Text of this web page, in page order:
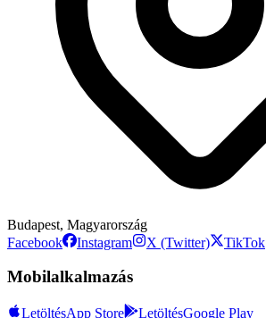
Budapest, Magyarország
Facebook
Instagram X (Twitter) TikTok
Mobilalkalmazás
LetöltésApp Store LetöltésGoogle Play